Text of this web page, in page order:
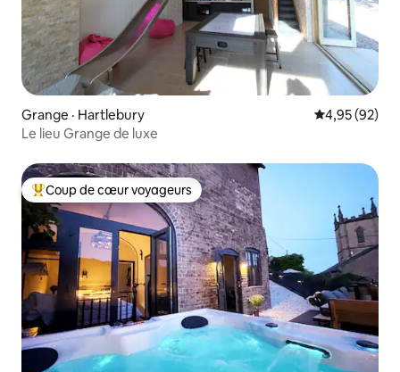
Grange · Hartlebury Note
4,95 (92)
Le lieu Grange de luxe
Coup de cœur voyageurs parmi les plus aimés
Coup de cœur voyageurs